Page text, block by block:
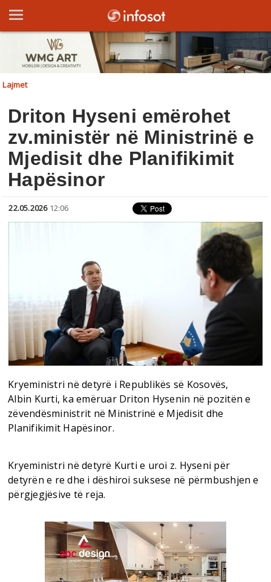
Lajmet
Driton Hyseni emërohet
zv.ministër në Ministrinë e
Mjedisit dhe Planifikimit
Hapësinor
22.05.2026 12:06
Kryeministri në detyrë i Republikës së Kosovës,
Albin Kurti, ka emëruar Driton Hysenin në pozitën e
zëvendësministrit në Ministrinë e Mjedisit dhe
Planifikimit Hapësinor.
Kryeministri në detyrë Kurti e uroi z. Hyseni për
detyrën e re dhe i dëshiroi suksese në përmbushjen e
përgjegjësive të reja.